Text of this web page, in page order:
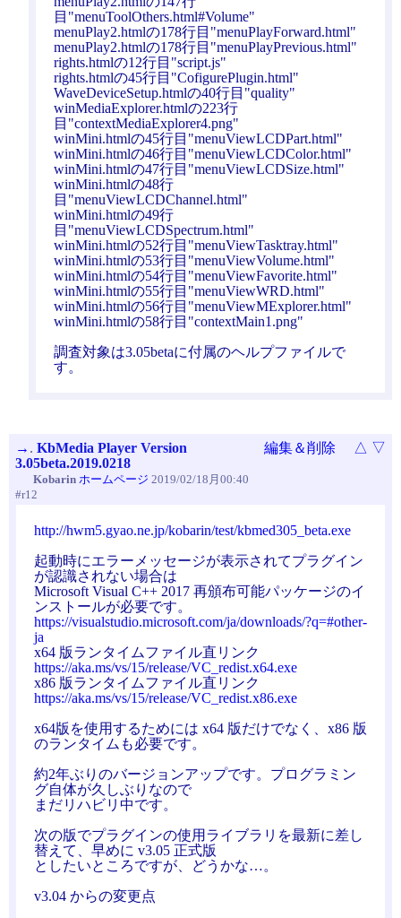
目"menuToolOthers.html#Volume"
menuPlay2.htmlの178行目"menuPlayForward.html"
menuPlay2.htmlの178行目"menuPlayPrevious.html"
rights.htmlの12行目"script.js"
rights.htmlの45行目"CofigurePlugin.html"
WaveDeviceSetup.htmlの40行目"quality"
winMediaExplorer.htmlの223行
目"contextMediaExplorer4.png"
winMini.htmlの45行目"menuViewLCDPart.html"
winMini.htmlの46行目"menuViewLCDColor.html"
winMini.htmlの47行目"menuViewLCDSize.html"
winMini.htmlの48行
目"menuViewLCDChannel.html"
winMini.htmlの49行
目"menuViewLCDSpectrum.html"
winMini.htmlの52行目"menuViewTasktray.html"
winMini.htmlの53行目"menuViewVolume.html"
winMini.htmlの54行目"menuViewFavorite.html"
winMini.htmlの55行目"menuViewWRD.html"
winMini.htmlの56行目"menuViewMExplorer.html"
winMini.htmlの58行目"contextMain1.png"
調査対象は3.05betaに付属のヘルプファイルで
す。
→ . KbMedia Player Version
3.05beta.2019.0218
Kobarin ホームページ 2019/02/18月00:40
#r12
編集＆削除 △ ▽
http://hwm5.gyao.ne.jp/kobarin/test/kbmed305_beta.exe
起動時にエラーメッセージが表示されてプラグイン
が認識されない場合は
Microsoft Visual C++ 2017 再頒布可能パッケージのイ
ンストールが必要です。
https://visualstudio.microsoft.com/ja/downloads/?q=#other-
ja
x64 版ランタイムファイル直リンク
https://aka.ms/vs/15/release/VC_redist.x64.exe
x86 版ランタイムファイル直リンク
https://aka.ms/vs/15/release/VC_redist.x86.exe
x64版を使用するためには x64 版だけでなく、x86 版
のランタイムも必要です。
約2年ぶりのバージョンアップです。プログラミン
グ自体が久しぶりなので
まだリハビリ中です。
次の版でプラグインの使用ライブラリを最新に差し
替えて、早めに v3.05 正式版
としたいところですが、どうかな…。
v3.04 からの変更点